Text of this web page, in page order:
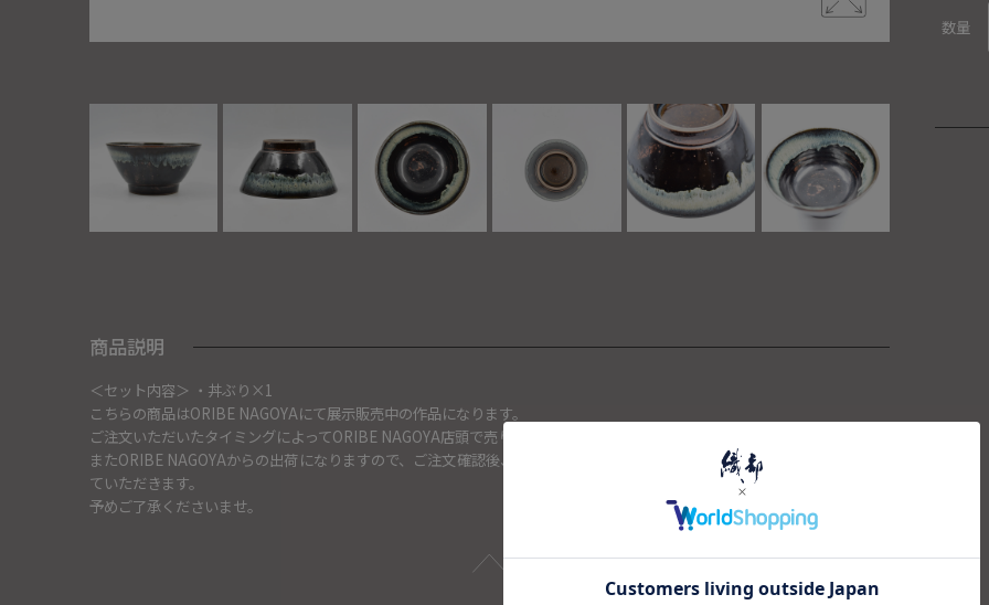
商品説明
＜セット内容＞ ・丼ぶり×1
こちらの商品はORIBE NAGOYAにて展示販売中の作品になります。
ご注文いただいたタイミングによってORIBE NAGOYA店頭で売り切れた場合は、キャンセルさせて頂きます。
またORIBE NAGOYAからの出荷になりますので、ご注文確認後、送料を再計算し改めてご請求金額についてのご連絡をさせ
ていただきます。
予めご了承くださいませ。
数量